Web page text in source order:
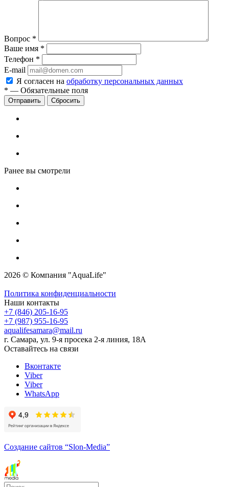
Вопрос *
Ваше имя *
Телефон *
E-mail
Я согласен на обработку персональных данных
* — Обязательные поля
Сбросить
Ранее вы смотрели
2026 © Компания "AquaLife"
Политика конфиденциальности
Наши контакты
+7 (846) 205-16-95
+7 (987) 955-16-95
aqualifesamara@mail.ru
г. Самара, ул. 9-я просека 2-я линия, 18А
Оставайтесь на связи
Вконтакте
Viber
Viber
WhatsApp
Создание сайтов “Slon-Media”